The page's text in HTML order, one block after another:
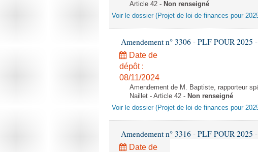
Article 42 - Non renseigné
Voir le dossier (Projet de loi de finances pour
Amendement n° 3306 - PLF POUR 2025
Date de
dépôt :
08/11/2024
Amendement de M. Baptiste, rapporteur
Naillet - Article 42 - Non renseigné
Voir le dossier (Projet de loi de finances pour
Amendement n° 3316 - PLF POUR 2025
Date de